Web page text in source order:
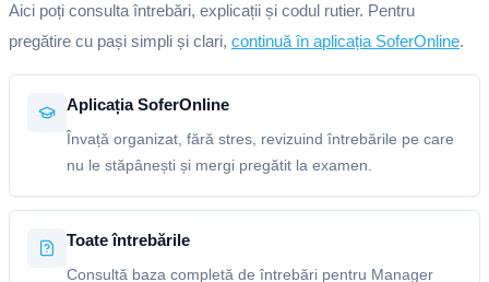
Aici poți consulta întrebări, explicații și codul rutier. Pentru
pregătire cu pași simpli și clari, continuă în aplicația SoferOnline.
Aplicația SoferOnline
Învață organizat, fără stres, revizuind întrebările pe care
nu le stăpânești și mergi pregătit la examen.
Toate întrebările
Consultă baza completă de întrebări pentru Manager